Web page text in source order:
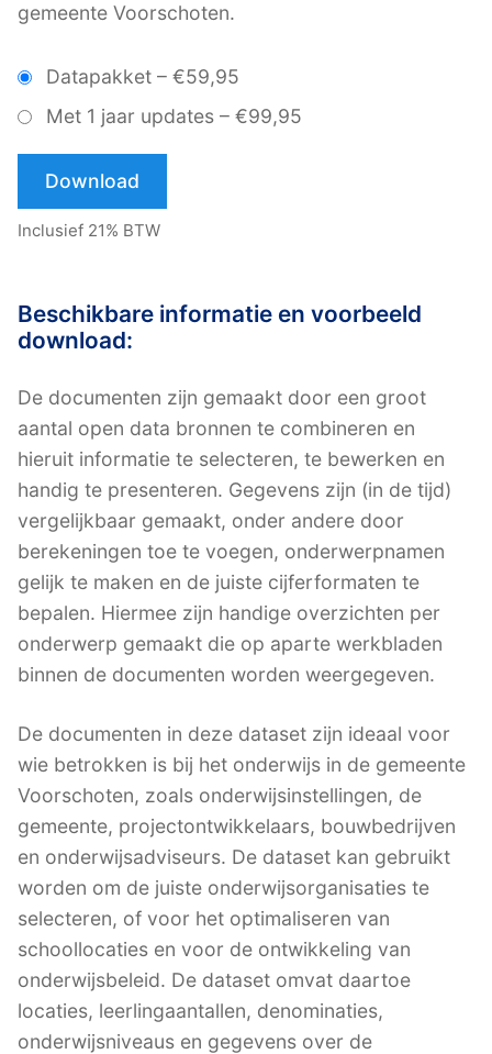
gemeente Voorschoten.
Datapakket – €59,95
Met 1 jaar updates – €99,95
Download
Inclusief 21% BTW
Beschikbare informatie en voorbeeld
download:
De documenten zijn gemaakt door een groot
aantal open data bronnen te combineren en
hieruit informatie te selecteren, te bewerken en
handig te presenteren. Gegevens zijn (in de tijd)
vergelijkbaar gemaakt, onder andere door
berekeningen toe te voegen, onderwerpnamen
gelijk te maken en de juiste cijferformaten te
bepalen. Hiermee zijn handige overzichten per
onderwerp gemaakt die op aparte werkbladen
binnen de documenten worden weergegeven.
De documenten in deze dataset zijn ideaal voor
wie betrokken is bij het onderwijs in de gemeente
Voorschoten, zoals onderwijsinstellingen, de
gemeente, projectontwikkelaars, bouwbedrijven
en onderwijsadviseurs. De dataset kan gebruikt
worden om de juiste onderwijsorganisaties te
selecteren, of voor het optimaliseren van
schoollocaties en voor de ontwikkeling van
onderwijsbeleid. De dataset omvat daartoe
locaties, leerlingaantallen, denominaties,
onderwijsniveaus en gegevens over de